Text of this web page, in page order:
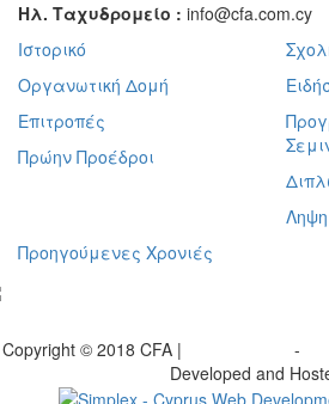
Ηλ. Ταχυδρομείο : info@cfa.com.cy
Ιστορικό
Οργανωτική Δομή
Επιτροπές
Πρώην Προέδροι
Προηγούμενες Χρονιές
Copyright © 2018 CFA | -
Developed and